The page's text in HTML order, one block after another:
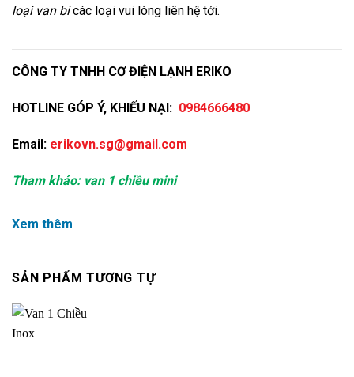
loại van bicác loại vui lòng liên hệ tới.
CÔNG TY TNHH CƠ ĐIỆN LẠNH ERIKO
HOTLINE GÓP Ý, KHIẾU NẠI: 0984666480
Email: erikovn.sg@gmail.com
Tham khảo: van 1 chiều mini
Xem thêm
SẢN PHẨM TƯƠNG TỰ